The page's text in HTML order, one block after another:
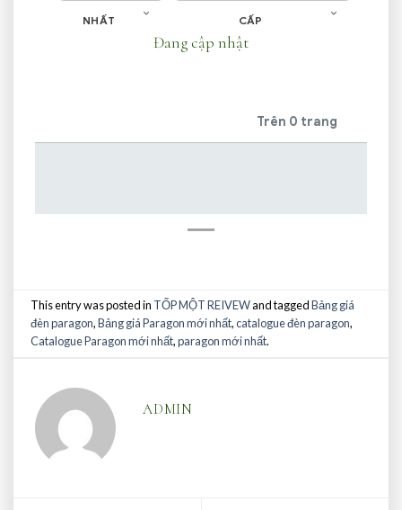
NHẤT
CẤP
Đang cập nhật
Trên 0 trang
This entry was posted in TỐP MỘT REIVEWand taggedBảng giá
đèn paragon,Bảng giá Paragon mới nhất,catalogue đèn paragon,
Catalogue Paragon mới nhất,paragon mới nhất.
ADMIN